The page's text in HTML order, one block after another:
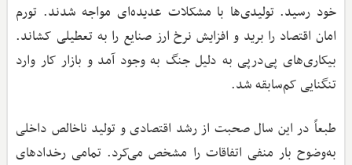
خود رسید. تولیدی‌ها با مشکلات عدیده‌ای مواجه شدند. تورم
امان اقتصاد را برید و افزایش نرخ ارز صنایع را به تعطیلی کشاند.
بیکاری‌های پی‌درپی به دلیل جنگ به وجود آمد و بازار کار وارد
تنگنایی کم‌سابقه شد.
طبعاً در این سال صحبت از رشد اقتصادی و تولید ناخالص داخلی
به‌وضوح بار منفی اتفاقات را مشخص می‌کرد. تمامی رخدادهای